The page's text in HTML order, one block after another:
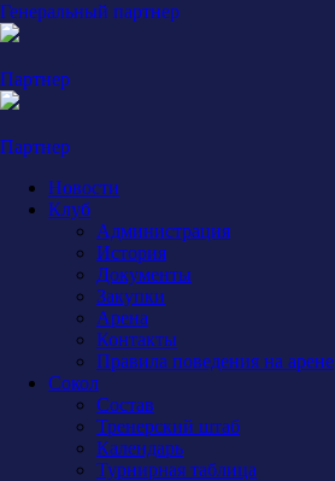
Генеральный партнер
Партнер
Партнер
Новости
Клуб
Администрация
История
Документы
Закупки
Арена
Контакты
Правила поведения на арене
Сокол
Состав
Тренерский штаб
Календарь
Турнирная таблица